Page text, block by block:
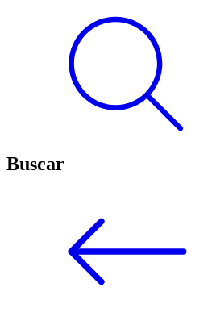
Buscar